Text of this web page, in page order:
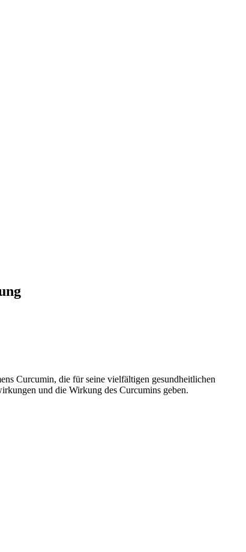
Curcumin, die für seine vielfältigen gesundheitlichen
und die Wirkung des Curcumins geben.